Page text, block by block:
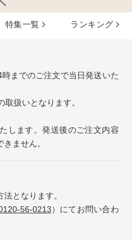
特集⼀覧 ランキング
までのご注文で当日発送いた
扱いとなります。
します。発送後のご注文内容
ません。
となります。
56-0213）にてお問い合わ